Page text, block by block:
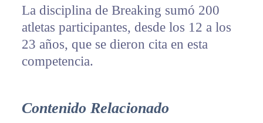
La disciplina de Breaking sumó 200
atletas participantes, desde los 12 a los
23 años, que se dieron cita en esta
competencia.
Contenido Relacionado